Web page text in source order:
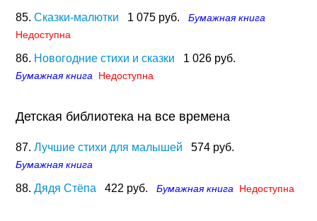
85. Сказки-малютки 1 075 руб.
Бумажная книга
Недоступна
86. Новогодние стихи и сказки 1 026 руб.
Бумажная книга Недоступна
Детская библиотека на все времена
87. Лучшие стихи для малышей 574 руб.
Бумажная книга
88. Дядя Стёпа 422 руб. Бумажная книга Недоступна